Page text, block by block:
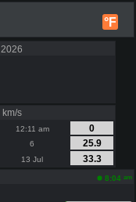
°F
km/s
12:11 am
0
6
25.9
13 Jul
33.3
8:04 am